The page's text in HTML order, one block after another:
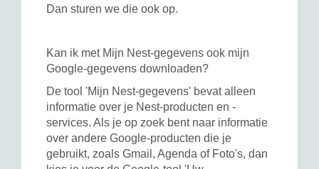
Dan sturen we die ook op.
Kan ik met Mijn Nest-gegevens ook mijn
Google-gegevens downloaden?
De tool 'Mijn Nest-gegevens' bevat alleen
informatie over je Nest-producten en -
services. Als je op zoek bent naar informatie
over andere Google-producten die je
gebruikt, zoals Gmail, Agenda of Foto's, dan